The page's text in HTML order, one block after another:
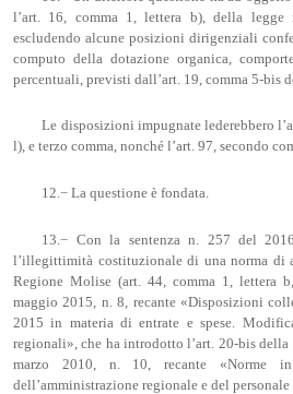
l’art. 16, comma 1, lettera b), della legge
escludendo alcune posizioni dirigenziali
computo della dotazione organica,
percentuali, previsti dall’art. 19, comma 5-bis
Le disposizioni impugnate lederebbero
l), e terzo comma, nonché l’art. 97, secondo
12.− La questione è fondata.
13.− Con la sentenza n. 257 del
l’illegittimità costituzionale di una norma di
Regione Molise (art. 44, comma 1, lettera
maggio 2015, n. 8, recante «Disposizioni
2015 in materia di entrate e spese.
regionali», che ha introdotto l’art. 20-bis
marzo 2010, n. 10, recante «Norme
dell’amministrazione regionale e del